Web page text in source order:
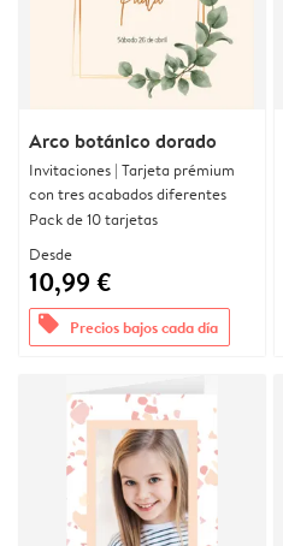
Arco botánico dorado
Invitaciones | Tarjeta prémium
con tres acabados diferentes
Pack de 10 tarjetas
Desde
10,99 €
offers Precios bajos cada día